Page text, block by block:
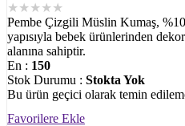
★★★★★
Pembe Çizgili Müslin Kumaş,
yapısıyla bebek ürünlerinden
alanına sahiptir.
En : 150
Stok Durumu : Stokta Yok
Bu ürün geçici olarak temin
Favorilere Ekle